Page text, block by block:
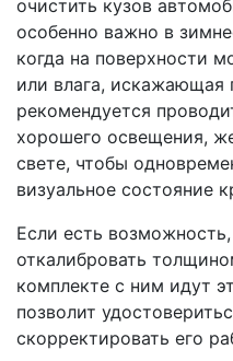
очистить кузов
особенно важно в
когда на поверхности
или влага, искажающая
рекомендуется
хорошего освещения,
свете, чтобы
визуальное состояние
Если есть
откалибровать
комплекте с ним идут
позволит
скорректировать его